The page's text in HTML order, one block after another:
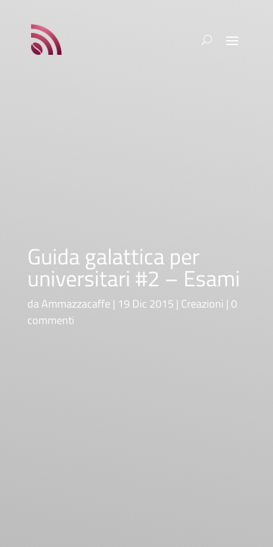
Guida galattica per
universitari #2 – Esami
daAmmazzacaffe 19 Dic 2015 Creazioni 0
commenti